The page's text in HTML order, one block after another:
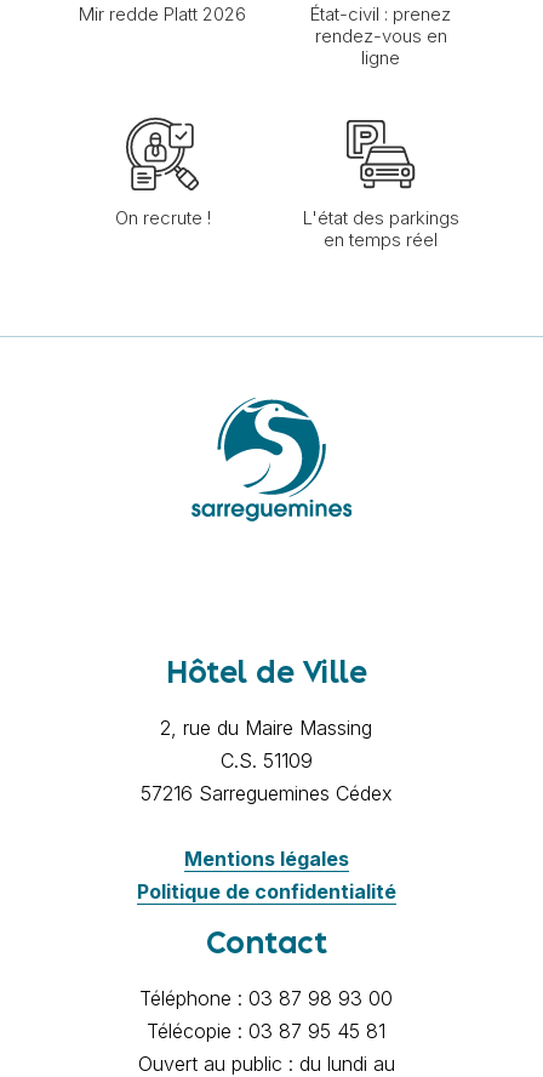
Mir redde Platt 2026
État-civil : prenez
rendez-vous en
ligne
On recrute !
L'état des parkings
en temps réel
Hôtel de Ville
2, rue du Maire Massing
C.S. 51109
57216 Sarreguemines Cédex
Mentions légales
Politique de confidentialité
Contact
Téléphone : 03 87 98 93 00
Télécopie : 03 87 95 45 81
Ouvert au public : du lundi au